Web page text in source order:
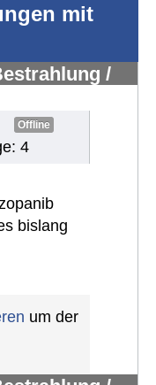
mit
/
Offline
4
bislang
um der